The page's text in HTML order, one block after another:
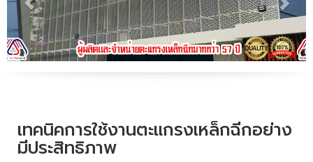
เทคนิคการใช้งานตะแกรงเหล็กฉีกอย่าง
มีประสิทธิภาพ